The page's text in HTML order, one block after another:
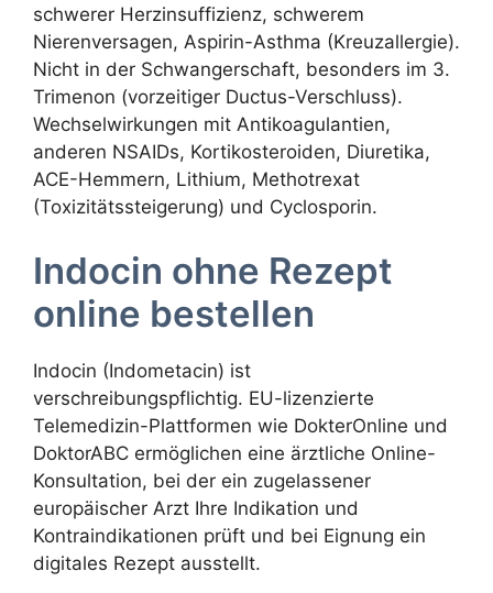
schwerer Herzinsuffizienz, schwerem
Nierenversagen, Aspirin-Asthma (Kreuzallergie).
Nicht in der Schwangerschaft, besonders im 3.
Trimenon (vorzeitiger Ductus-Verschluss).
Wechselwirkungen mit Antikoagulantien,
anderen NSAIDs, Kortikosteroiden, Diuretika,
ACE-Hemmern, Lithium, Methotrexat
(Toxizitätssteigerung) und Cyclosporin.
Indocin ohne Rezept
online bestellen
Indocin (Indometacin) ist
verschreibungspflichtig. EU-lizenzierte
Telemedizin-Plattformen wie DokterOnline und
DoktorABC ermöglichen eine ärztliche Online-
Konsultation, bei der ein zugelassener
europäischer Arzt Ihre Indikation und
Kontraindikationen prüft und bei Eignung ein
digitales Rezept ausstellt.